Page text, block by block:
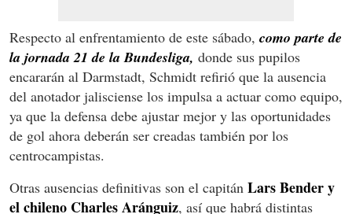
Respecto al enfrentamiento de este sábado, como parte de
la jornada 21 de la Bundesliga, donde sus pupilos
encararán al Darmstadt, Schmidt refirió que la ausencia
del anotador jalisciense los impulsa a actuar como equipo,
ya que la defensa debe ajustar mejor y las oportunidades
de gol ahora deberán ser creadas también por los
centrocampistas.
Otras ausencias definitivas son el capitán Lars Bender y
el chileno Charles Aránguiz, así que habrá distintas